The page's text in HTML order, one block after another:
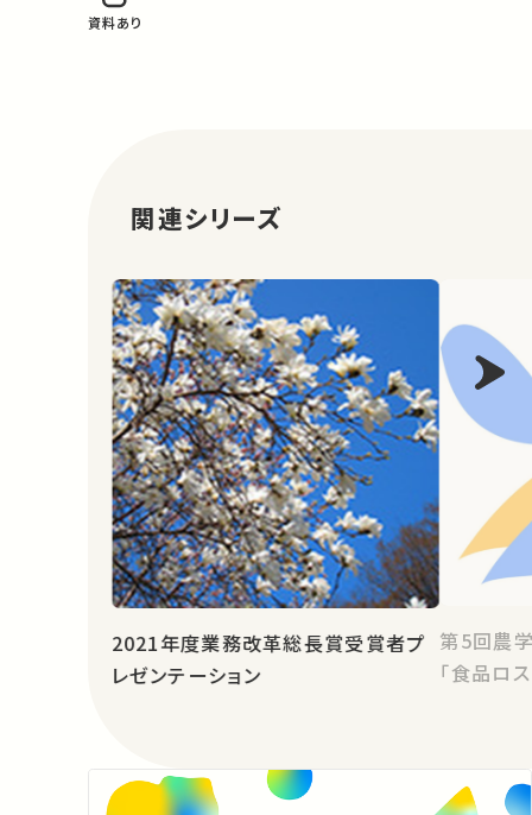
資料あり
関連シリーズ
2021年度業務改革総長賞受賞者プ
レゼンテーション
第5回農
「食品ロ